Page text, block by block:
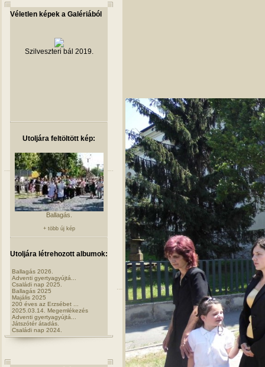
Véletlen képek a Galériából
Szilveszteri bál 2019.
Utoljára feltöltött kép:
Ballagás.
+ több új kép
Utoljára létrehozott albumok:
Ballagás 2026.
Adventi gyertyagyújtá...
Családi nap 2025.
Ballagás 2025
Majális 2025
200 éves az Erzsébet ...
2025.03.14. Megemlékezés
Adventi gyertyagyújtá...
Játszótér átadás.
Családi nap 2024.